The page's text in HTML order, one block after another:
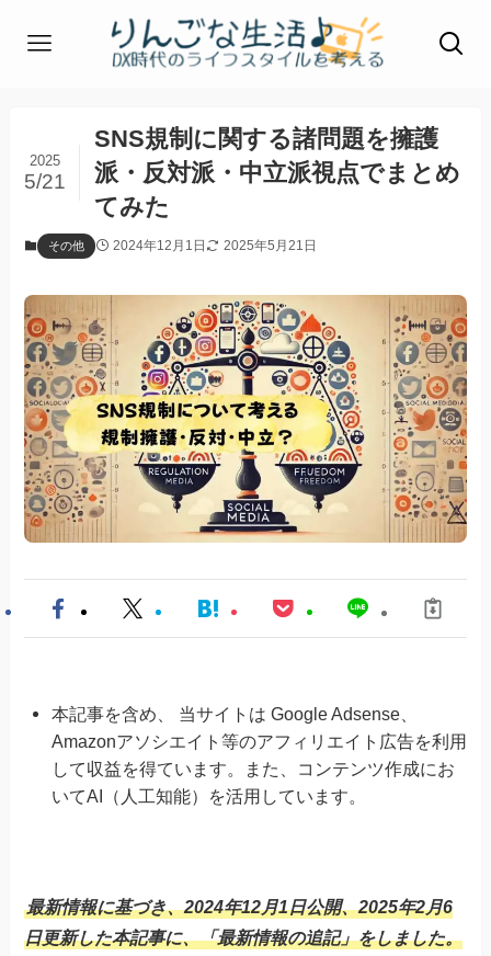
SNS規制に関する諸問題を擁護
派・反対派・中立派視点でまとめ
てみた
2025
5/21
その他 2024年12月1日 2025年5月21日
本記事を含め、 当サイトは Google Adsense、
Amazonアソシエイト等のアフィリエイト広告を利用
して収益を得ています。また、コンテンツ作成にお
いてAI（人工知能）を活用しています。
最新情報に基づき、2024年12月1日公開、2025年2月6
日更新した本記事に、「最新情報の追記」をしました。